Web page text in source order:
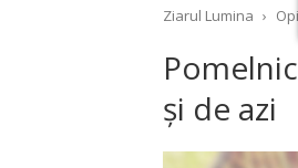
Ziarul Lumina ›
și de azi
Octombrie